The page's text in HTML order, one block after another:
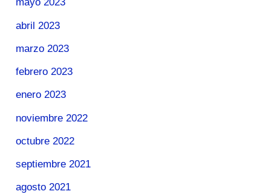
mayo 2023
abril 2023
marzo 2023
febrero 2023
enero 2023
noviembre 2022
octubre 2022
septiembre 2021
agosto 2021